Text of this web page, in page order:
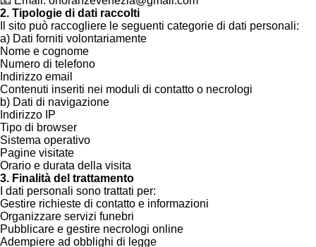
2. Tipologie di dati raccolti
Il sito può raccogliere le seguenti categorie di dati personali:
a) Dati forniti volontariamente
Nome e cognome
Numero di telefono
Indirizzo email
Contenuti inseriti nei moduli di contatto o necrologi
b) Dati di navigazione
Indirizzo IP
Tipo di browser
Sistema operativo
Pagine visitate
Orario e durata della visita
3. Finalità del trattamento
I dati personali sono trattati per:
Gestire richieste di contatto e informazioni
Organizzare servizi funebri
Pubblicare e gestire necrologi online
Adempiere ad obblighi di legge